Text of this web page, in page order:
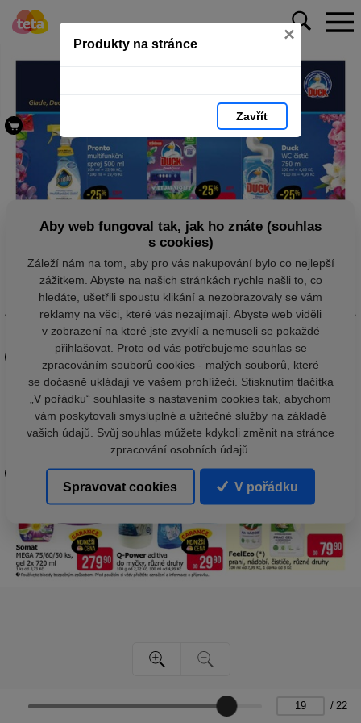
Produkty na stránce ×
Zavřít
/ 22
Aby web fungoval tak, jak ho znáte (souhlas
s cookies)
Záleží nám na tom, aby pro vás nakupování bylo co nejlepší
zážitkem. Abyste na našich stránkách rychle našli to, co
hledáte, ušetřili spoustu klikání a nezobrazovaly se vám
reklamy na věci, které vás nezajímají. Abyste web viděli
v zobrazení na které jste zvyklí a nemuseli se pokaždé
přihlašovat. Proto od vás potřebujeme souhlas se
zpracováním souborů cookies - malých souborů, které
se dočasně ukládají ve vašem prohlížeči. Stisknutím tlačítka
„V pořádku“ souhlasíte s nastavením cookies tak, abychom
vám poskytovali smysluplné a užitečné služby na základě
vašich údajů. Svůj souhlas můžete kdykoli změnit na stránce
zpracování osobních údajů.
Spravovat cookies V pořádku